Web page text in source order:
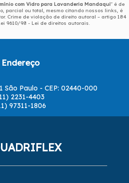
com Vidro para Lavanderia Mandaqui" é de
parcial ou total, mesmo citando nossos links, é
Crime de violação de direito autoral – artigo 184
9610/98 - Lei de direitos autorais
Endereço
São Paulo - CEP: 02440-000
2231-4403
97311-1806